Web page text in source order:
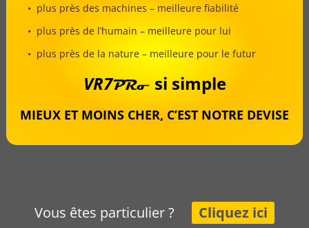
• plus près des machines – meilleure fiabilité
• plus près de l’humain – meilleure pour lui
• plus près de la nature – meilleure pour le futur
VR7PRosi simple
MIEUX ET MOINS CHER, C’EST NOTRE DEVISE
Vous êtes particulier ? Cliquez ici